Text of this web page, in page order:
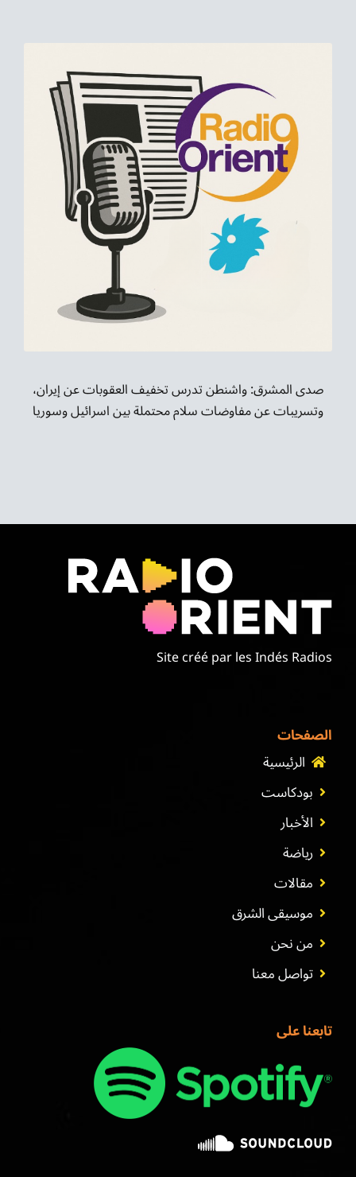
صدى المشرق: واشنطن تدرس تخفيف العقوبات عن إيران،
وتسريبات عن مفاوضات سلام محتملة بين اسرائيل وسوريا
Site créé par les Indés Radios
الصفحات
الرئيسية
بودكاست
الأخبار
رياضة
مقالات
موسيقى الشرق
من نحن
تواصل معنا
تابعنا على